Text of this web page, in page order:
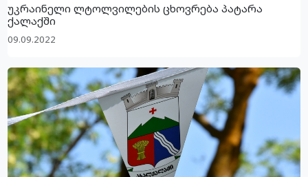
უკრაინელი ლტოლვილების ცხოვრება პატარა
ქალაქში
09.09.2022